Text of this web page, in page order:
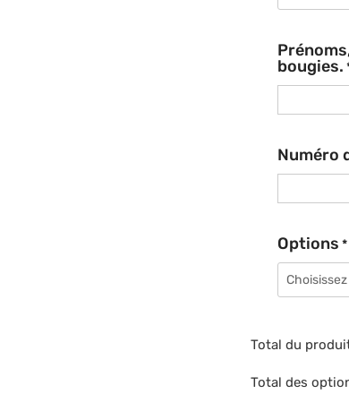
bougies.
Numéro
Options *
Total du
Total des